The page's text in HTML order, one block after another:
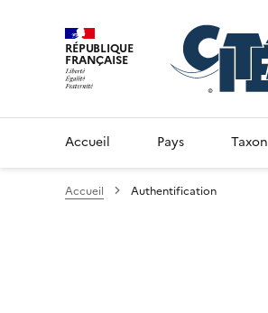
RÉPUBLIQUE
FRANÇAISE
Accueil Pays Taxon
Accueil Authentification